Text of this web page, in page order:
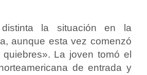
la situación en la
aunque esta vez comenzó
La joven tomó el
de entrada y